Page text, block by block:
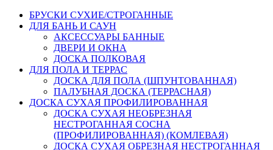
БРУСКИ СУХИЕ/СТРОГАННЫЕ
ДЛЯ БАНЬ И САУН
АКСЕССУАРЫ БАННЫЕ
ДВЕРИ И ОКНА
ДОСКА ПОЛКОВАЯ
ДЛЯ ПОЛА И ТЕРРАС
ДОСКА ДЛЯ ПОЛА (ШПУНТОВАННАЯ)
ПАЛУБНАЯ ДОСКА (ТЕРРАСНАЯ)
ДОСКА СУХАЯ ПРОФИЛИРОВАННАЯ
ДОСКА СУХАЯ НЕОБРЕЗНАЯ
НЕСТРОГАННАЯ СОСНА
(ПРОФИЛИРОВАННАЯ) (КОМЛЕВАЯ)
ДОСКА СУХАЯ ОБРЕЗНАЯ НЕСТРОГАННАЯ